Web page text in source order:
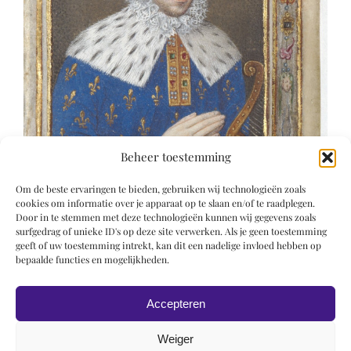
Beheer toestemming
Om de beste ervaringen te bieden, gebruiken wij technologieën zoals
cookies om informatie over je apparaat op te slaan en/of te raadplegen.
Door in te stemmen met deze technologieën kunnen wij gegevens zoals
surfgedrag of unieke ID's op deze site verwerken. Als je geen toestemming
geeft of uw toestemming intrekt, kan dit een nadelige invloed hebben op
bepaalde functies en mogelijkheden.
Accepteren
Weiger